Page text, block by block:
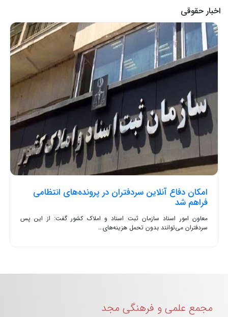
اخبار حقوقی
امکان دفاع آنلاین سردفتران در پرونده‌های انتظامی
فراهم شد
معاون امور اسناد سازمان ثبت اسناد و املاک کشور گفت: از این پس
سردفتران می‌توانند بدون تحمل هزینه‌های...
مجمع علمی و فرهنگی مجد